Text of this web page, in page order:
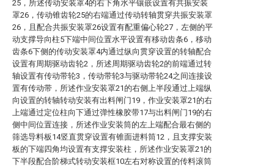
25，所述传动安装罩4的右下角水平镶嵌设置有共振安装
罩26，传动锥齿轮25的右端通过传动转轴贯穿共振安装罩
26，且配合共振安装罩26设置有配重偏心轮27，左侧的平
动支撑导向柱5下端中间位置水平设置有移动齿条6，移动
齿条6下侧的传动安装罩4内通过纵向贯穿设置的转轴配合
设置有周期驱动齿轮2，所述周期驱动齿轮2的前端通过转
轴设置有传动带轮3，传动带轮3与驱动带轮24之间连接设
置有传动带，所述作业安装罩21的右侧上半段通过上端纵
向设置的转轴转动安装有出料闸门19，作业安装罩21的右
上端通过定位柱向下通过弹性橡胶带17与出料闸门19的右
侧中间位置连接，所述作业安装筒的左上端配合最右侧的
筛选导料板14竖直贯穿设置有锥面进料筒12，且支撑安装
板的下端四角均设置有支撑安装柱，所述作业安装罩21的
下半段配合阶梯式转动安装框10左右对称设置的传料滚筒